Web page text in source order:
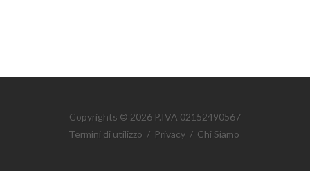
Copyrights © 2026 P.IVA 02152490567
Termini di utilizzo / Privacy / Chi Siamo